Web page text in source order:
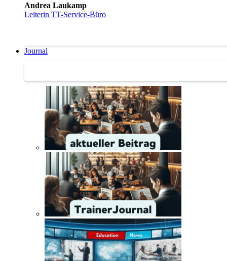
Andrea Laukamp
Leiterin TT-Service-Büro
Journal